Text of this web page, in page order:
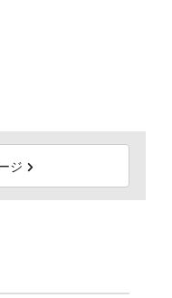
ジ